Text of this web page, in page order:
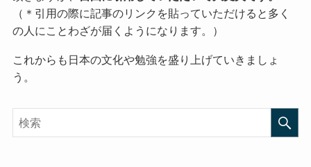
（＊引用の際に記事のリンクを貼っていただけると多く
の人にことわざが届くようになります。）
これからも日本の文化や勉強を盛り上げていきましょ
う。